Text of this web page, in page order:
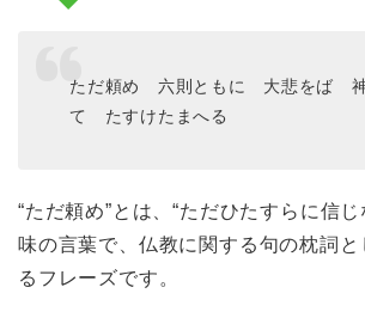
ただ頼め 六則ともに 大悲をば 神
て たすけたまへる
“ただ頼め”とは、“ただひたすらに信
味の言葉で、仏教に関する句の枕詞
るフレーズです。